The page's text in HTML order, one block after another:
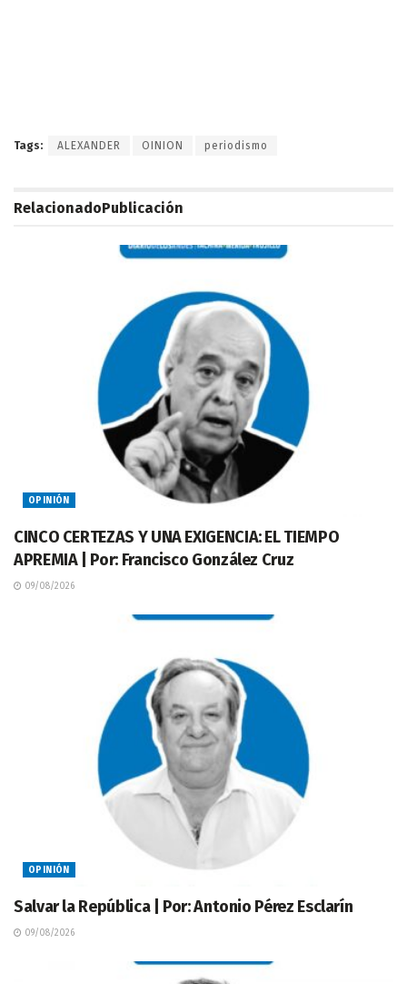
Tags: ALEXANDER OINION periodismo
RelacionadoPublicación
OPINIÓN
CINCO CERTEZAS Y UNA EXIGENCIA: EL TIEMPO
APREMIA | Por: Francisco González Cruz
09/08/2026
OPINIÓN
Salvar la República | Por: Antonio Pérez Esclarín
09/08/2026